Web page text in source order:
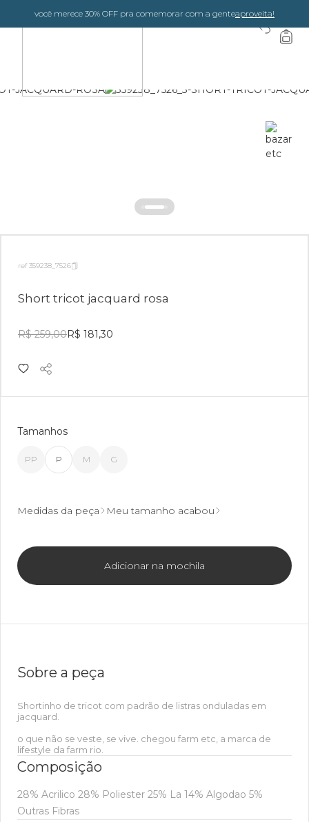
você merece 30% OFF pra comemorar com a genteaproveita!
ref 359238_7526
Short tricot jacquard rosa
R$ 259,00R$ 181,30
Tamanhos
PP P M G
Medidas da peça Meu tamanho acabou
Adicionar na mochila
Sobre a peça
Shortinho de tricot com padrão de listras onduladas em
jacquard.
o que não se veste, se vive. chegou farm etc, a marca de
lifestyle da farm rio.
Composição
28% Acrilico 28% Poliester 25% La 14% Algodao 5%
Outras Fibras